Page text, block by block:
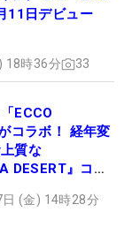
11日デビュー
18時36分 33
ECCO
コラボ！ 経年変
質な
DESERT』コレ
(金) 14時28分